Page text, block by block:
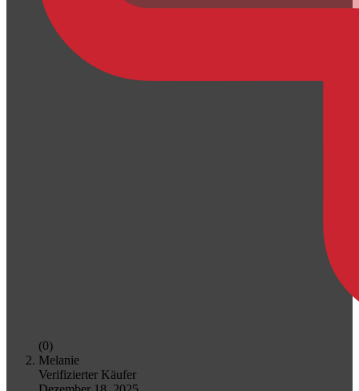
(0)
Melanie
Verifizierter Käufer